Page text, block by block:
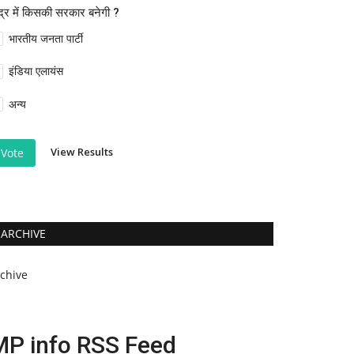
में किसकी सरकार बनेगी ?
भारतीय जनता पार्टी
इंडिया एलायंस
अन्य
Vote View Results
ARCHIVE
info RSS Feed